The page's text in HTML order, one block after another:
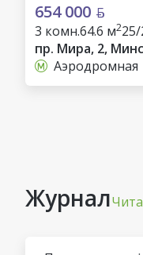
654 000
3 комн.64.6 м2
пр. Мира, 2,
Аэродромная
Журнал